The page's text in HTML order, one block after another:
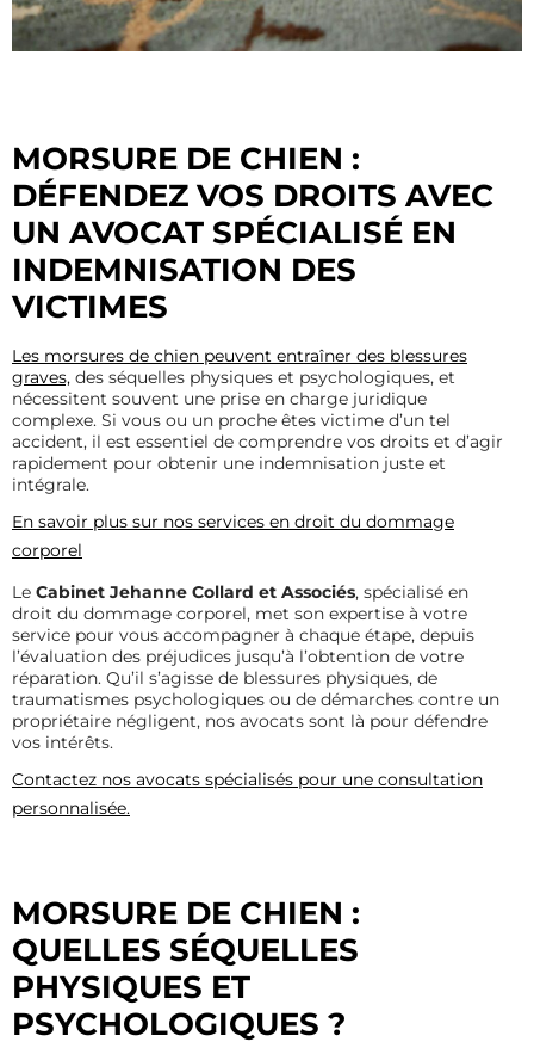
MORSURE DE CHIEN :
DÉFENDEZ VOS DROITS AVEC
UN AVOCAT SPÉCIALISÉ EN
INDEMNISATION DES
VICTIMES
Les morsures de chien peuvent entraîner des blessures
graves, des séquelles physiques et psychologiques, et
nécessitent souvent une prise en charge juridique
complexe. Si vous ou un proche êtes victime d’un tel
accident, il est essentiel de comprendre vos droits et d’agir
rapidement pour obtenir une indemnisation juste et
intégrale.
En savoir plus sur nos services en droit du dommage
corporel
Le Cabinet Jehanne Collard et Associés, spécialisé en
droit du dommage corporel, met son expertise à votre
service pour vous accompagner à chaque étape, depuis
l’évaluation des préjudices jusqu’à l’obtention de votre
réparation. Qu’il s’agisse de blessures physiques, de
traumatismes psychologiques ou de démarches contre un
propriétaire négligent, nos avocats sont là pour défendre
vos intérêts.
Contactez nos avocats spécialisés pour une consultation
personnalisée.
MORSURE DE CHIEN :
QUELLES SÉQUELLES
PHYSIQUES ET
PSYCHOLOGIQUES ?